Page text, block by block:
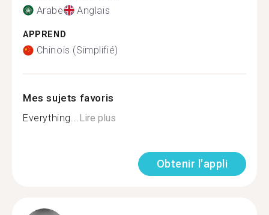
Arabe Anglais
APPREND
Chinois (Simplifié)
Mes sujets favoris
Everything...Lire plus
Obtenir l'appli